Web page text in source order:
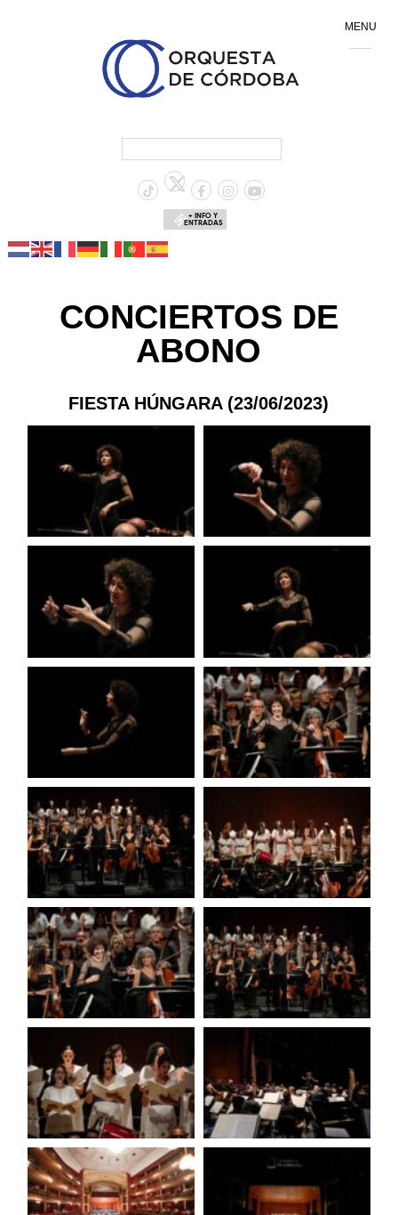
+ INFO Y
ENTRADAS
CONCIERTOS DE
ABONO
FIESTA HÚNGARA (23/06/2023)
MENU